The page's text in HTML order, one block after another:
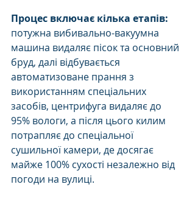
Процес включає кілька етапів:
потужна вибивально-вакуумна
машина видаляє пісок та основний
бруд, далі відбувається
автоматизоване прання з
використанням спеціальних
засобів, центрифуга видаляє до
95% вологи, а після цього килим
потрапляє до спеціальної
сушильної камери, де досягає
майже 100% сухості незалежно від
погоди на вулиці.